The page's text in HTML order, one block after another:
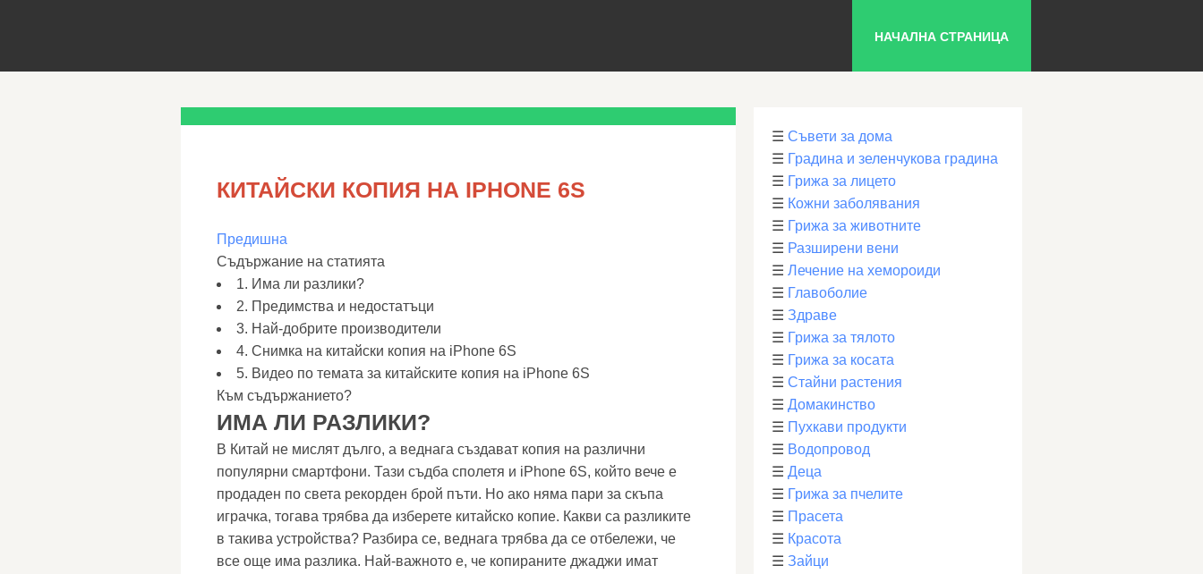
НАЧАЛНА СТРАНИЦА
КИТАЙСКИ КОПИЯ НА IPHONE 6S
Предишна
Съдържание на статията
1. Има ли разлики?
2. Предимства и недостатъци
3. Най-добрите производители
4. Снимка на китайски копия на iPhone 6S
5. Видео по темата за китайските копия на iPhone 6S
Към съдържанието?
ИМА ЛИ РАЗЛИКИ?
В Китай не мислят дълго, а веднага създават копия на различни
популярни смартфони. Тази съдба сполетя и iPhone 6S, който вече е
продаден по света рекорден брой пъти. Но ако няма пари за скъпа
играчка, тогава трябва да изберете китайско копие. Какви са разликите
в такива устройства? Разбира се, веднага трябва да се отбележи, че
все още има разлика. Най-важното е, че копираните джаджи имат
☰ Съвети за дома
☰ Градина и зеленчукова градина
☰ Грижа за лицето
☰ Кожни заболявания
☰ Грижа за животните
☰ Разширени вени
☰ Лечение на хемороиди
☰ Главоболие
☰ Здраве
☰ Грижа за тялото
☰ Грижа за косата
☰ Стайни растения
☰ Домакинство
☰ Пухкави продукти
☰ Водопровод
☰ Деца
☰ Грижа за пчелите
☰ Прасета
☰ Красота
☰ Зайци